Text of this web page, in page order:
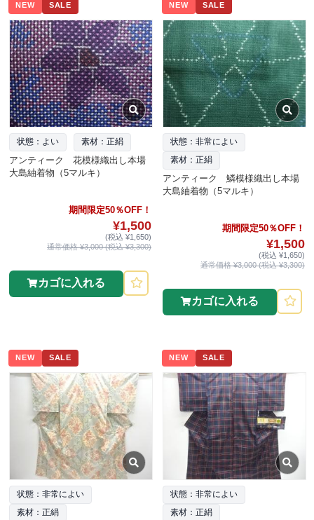
NEW SALE
状態：よい 素材：正絹
アンティーク 花模様織出し本場
大島紬着物（5マルキ）
期間限定50％OFF！
¥1,500
(税込 ¥1,650)
通常価格 ¥3,000 (税込 ¥3,300)
カゴに入れる
NEW SALE
状態：非常によい
素材：正絹
アンティーク 鱗模様織出し本場
大島紬着物（5マルキ）
期間限定50％OFF！
¥1,500
(税込 ¥1,650)
通常価格 ¥3,000 (税込 ¥3,300)
カゴに入れる
NEW SALE
状態：非常によい
素材：正絹
NEW SALE
状態：非常によい
素材：正絹